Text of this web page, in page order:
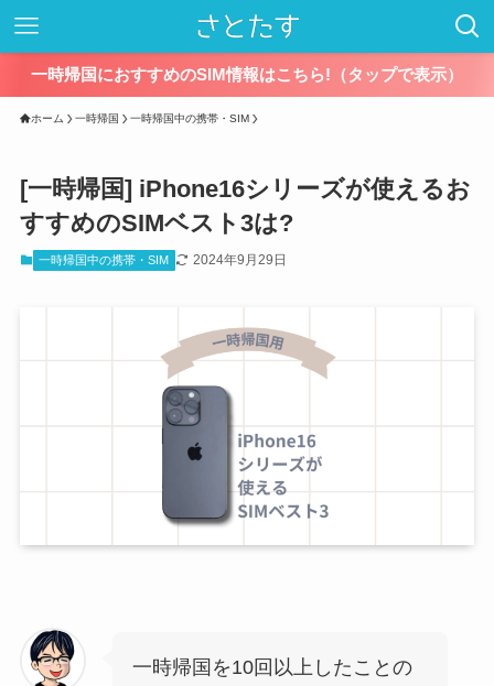
一時帰国におすすめのSIM情報はこちら!（タップで表示）
ホーム 一時帰国 一時帰国中の携帯・SIM
[一時帰国] iPhone16シリーズが使えるお
すすめのSIMベスト3は?
一時帰国中の携帯・SIM 2024年9月29日
一時帰国を10回以上したことの